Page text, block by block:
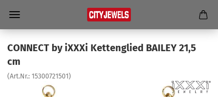
CON­NECT by iXXXi Ket­ten­glied BAI­LEY 21,5
cm
(Art.Nr.: 15300721501)